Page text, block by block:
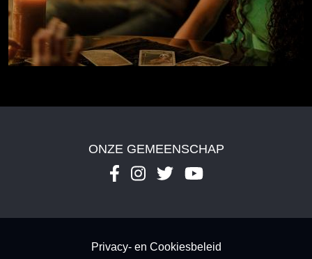
ONZE GEMEENSCHAP
Footer - SubfooterPrivacy- en Cookiesbeleid